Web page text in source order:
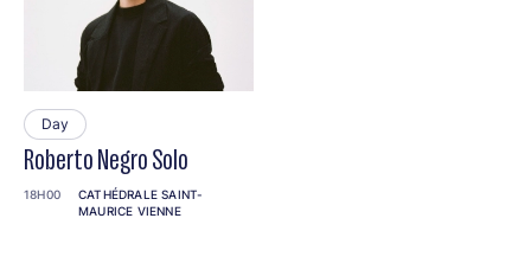
Day
Roberto Negro Solo
18H00
CATHÉDRALE SAINT-
MAURICE VIENNE